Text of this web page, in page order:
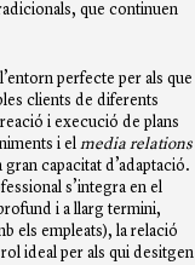
que continuen
perfecte per als que
clients de diferents
i execució de plans
i el media relations
capacitat d’adaptació.
s’integra en el
i a llarg termini,
els empleats), la relació
ideal per als qui desitgen